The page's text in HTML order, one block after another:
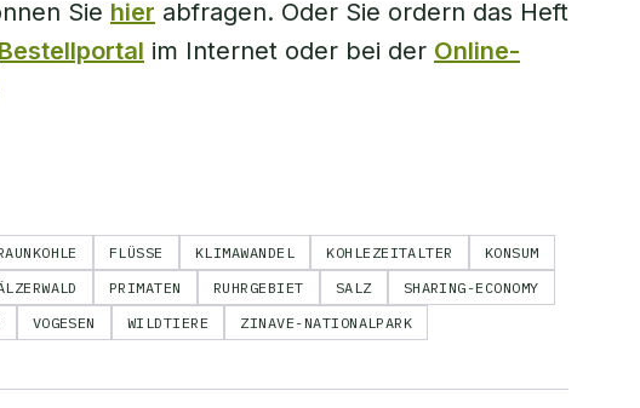
Sie hier abfragen. Oder Sie ordern das Heft
Bestellportal im Internet oder bei der Online-
FLÜSSE KLIMAWANDEL KOHLEZEITALTER
KONSUM
PRIMATEN RUHRGEBIET SALZ
SHARING-ECONOMY
VOGESEN WILDTIERE ZINAVE-NATIONALPARK